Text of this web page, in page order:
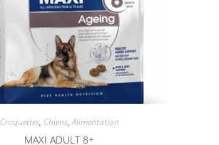
Croquettes, Chiens,Alimentation
MAXI ADULT 8+